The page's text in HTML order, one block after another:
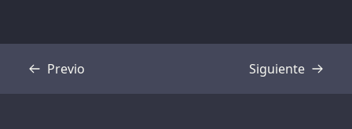
Previo
Transcripción Siguiente
Transcripción